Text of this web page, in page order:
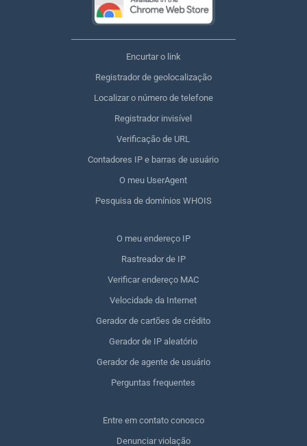
Encurtar o link
Registrador de geolocalização
Localizar o número de telefone
Registrador invisível
Verificação de URL
Contadores IP e barras de usuário
O meu UserAgent
Pesquisa de domínios WHOIS
O meu endereço IP
Rastreador de IP
Verificar endereço MAC
Velocidade da Internet
Gerador de cartões de crédito
Gerador de IP aleatório
Gerador de agente de usuário
Perguntas frequentes
Entre em contato conosco
Denunciar violação